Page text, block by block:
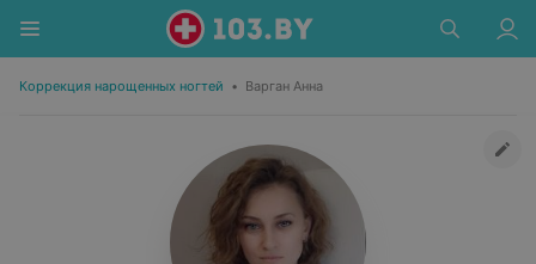
Коррекция нарощенных ногтей • Варган Анна